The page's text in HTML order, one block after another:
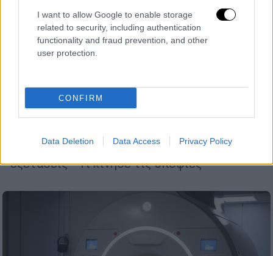
I want to allow Google to enable storage
related to security, including authentication
functionality and fraud prevention, and other
user protection.
CONFIRM
Data Deletion Data Access Privacy Policy
| 24.03.2023 06:46
Χρεώνουν τον ΕΟΠΥΥ με χιλιάδες
«μαϊμού» αξονικές και μαγνητικές -
ελέγχους
Όπως αποκαλύπτει το ethnos.gr, με
κατεπείγον έγγραφό του στη Διοίκηση του
ΕΟΠΥΥ ο υπουργός Υγείας ζητά να
διερευνηθούν άμεσα όλες οι απεικονιστικές
εξετάσεις - Τι κίνησε τις υποψίες